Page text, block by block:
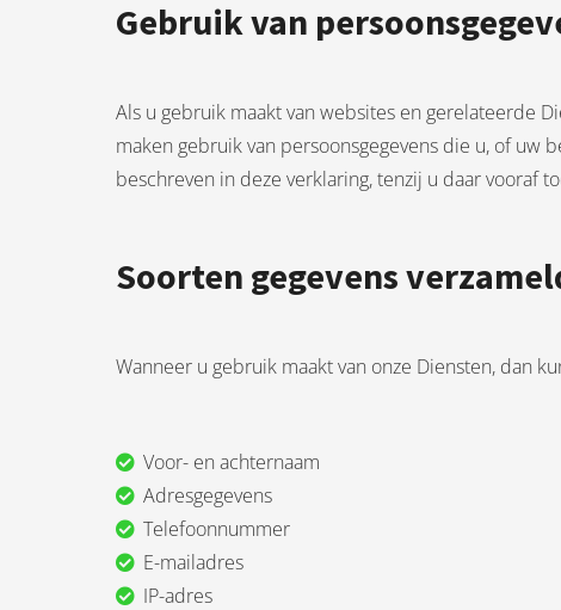
Gebruik van
Als u gebruik maakt van websites en gerelateerde
maken gebruik van persoonsgegevens die u, of
beschreven in deze verklaring, tenzij u daar vooraf
Soorten gegevens
Wanneer u gebruik maakt van onze Diensten, dan
Voor- en achternaam
Adresgegevens
Telefoonnummer
E-mailadres
IP-adres